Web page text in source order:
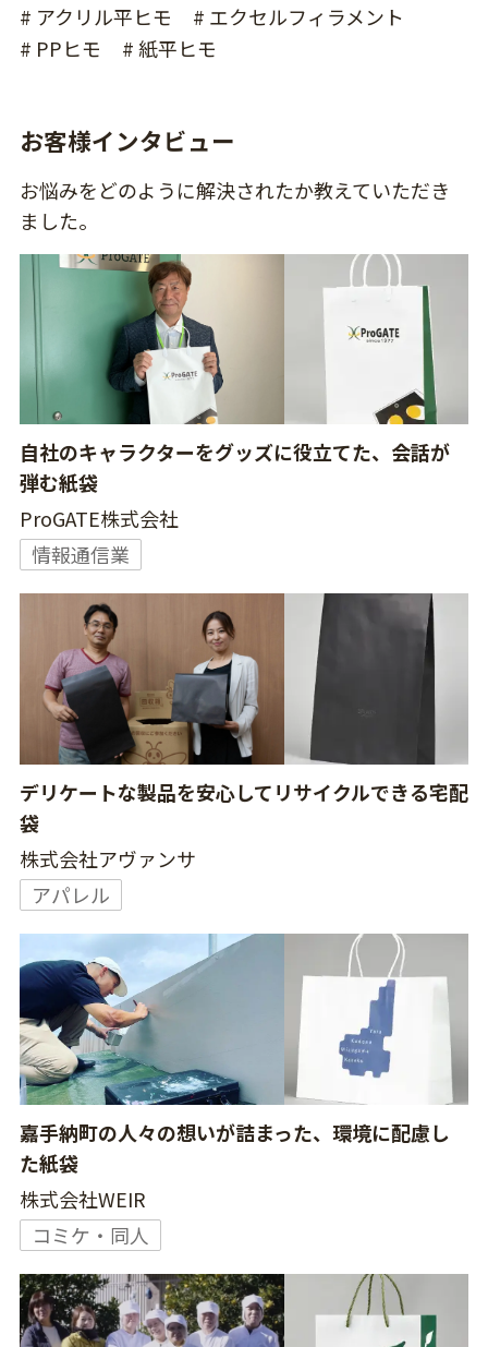
# アクリル平ヒモ
# エクセルフィラメント
# PPヒモ
# 紙平ヒモ
お客様インタビュー
お悩みをどのように解決されたか教えていただき
ました。
自社のキャラクターをグッズに役立てた、会話が
弾む紙袋
ProGATE株式会社
情報通信業
デリケートな製品を安心してリサイクルできる宅配
袋
株式会社アヴァンサ
アパレル
嘉手納町の人々の想いが詰まった、環境に配慮し
た紙袋
株式会社WEIR
コミケ・同人